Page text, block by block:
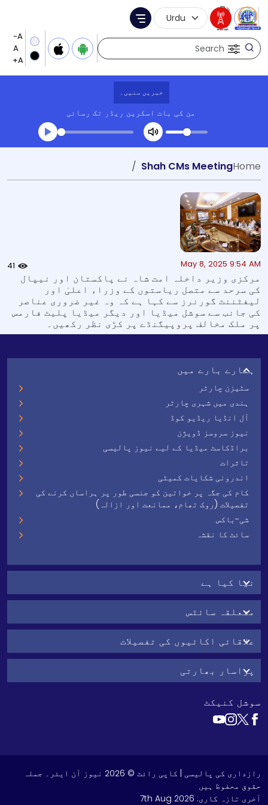
Search
Language Selection
Menu
خبریں سنیں۔
من کی بات اسکرین ریڈر تک رسائی
Transcript summary
کھیلیں آڈیو Home
Shah CMs Meeting
May 8, 2025 9:54 AM
41
مرکزی وزیر داخلہ امت شاہ نے پاکستان اور نیپال
کی سرحد سے متصل ریاستوں کے وزراء اعلیٰ اور
لیفٹننٹ گورنرز سے کہا ہے کہ وہ غیر ضروری عناصر
کی جانب سے سوشل میڈیا اور دیگر میڈیا پلیٹ فارمس
پر ملک مخالف پروپیگنڈے پر کڑی نظر رکھیں۔
ہمارے بارے میں
سٹیزن چارٹر
ہندی میں شہری چارٹر
آل انڈیا ریڈیو کوڈ
نیوز سروسز ڈویژن
براڈکاسٹ میڈیا کے لیے نیوز پالیسی
تاثرات
اندرونی شکایات کمیٹی
کام کی جگہ پر خواتین کو جنسی طور پر ہراساں کرنے کی
تفصیلات (روک تھام، ممانعت اور ازالہ)
شی-باکس
سائٹ کا نقشہ
نیا کیا ہے
متعلقہ سائٹس
علاقائی اکائیوں کی تفصیلات
پراسار بھارتی
سوشل کنیکٹ
رازداری کی پالیسی
| کاپی رائٹ © 2026 نیوز آن ایئر۔ جملہ
حقوق محفوظ ہیں
آخری تازہ کاری: 7th Aug 2026